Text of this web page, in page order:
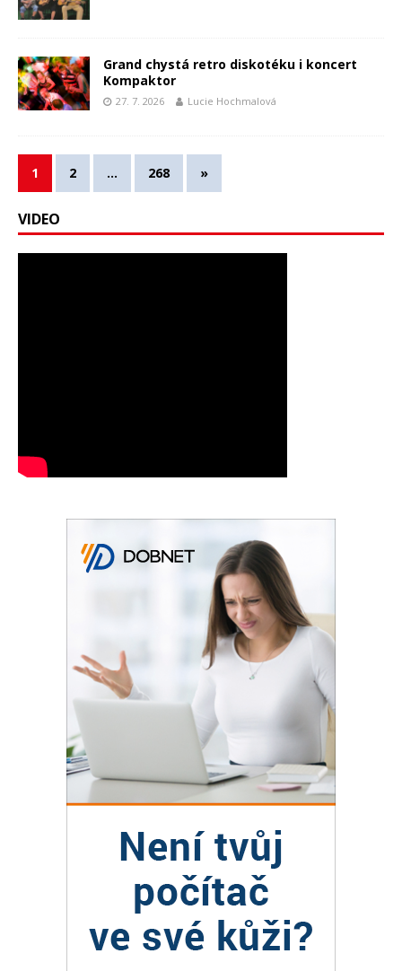
Grand chystá retro diskotéku i koncert
Kompaktor
27. 7. 2026 Lucie Hochmalová
1 2 … 268 »
VIDEO